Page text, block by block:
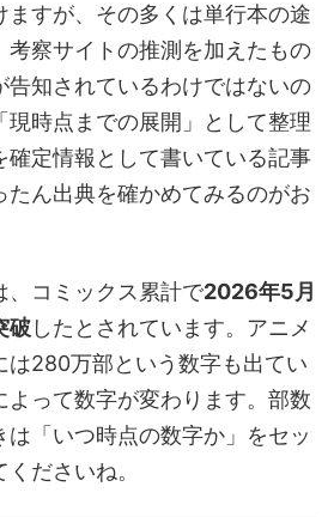
ますが、その多くは単行本の途
考察サイトの推測を加えたもの
告知されているわけではないの
現時点までの展開」として整理
確定情報として書いている記事
たん出典を確かめてみるのがお
、コミックス累計で2026年5月
破したとされています。アニメ
は280万部という数字も出てい
よって数字が変わります。部数
「いつ時点の数字か」をセッ
ださいね。